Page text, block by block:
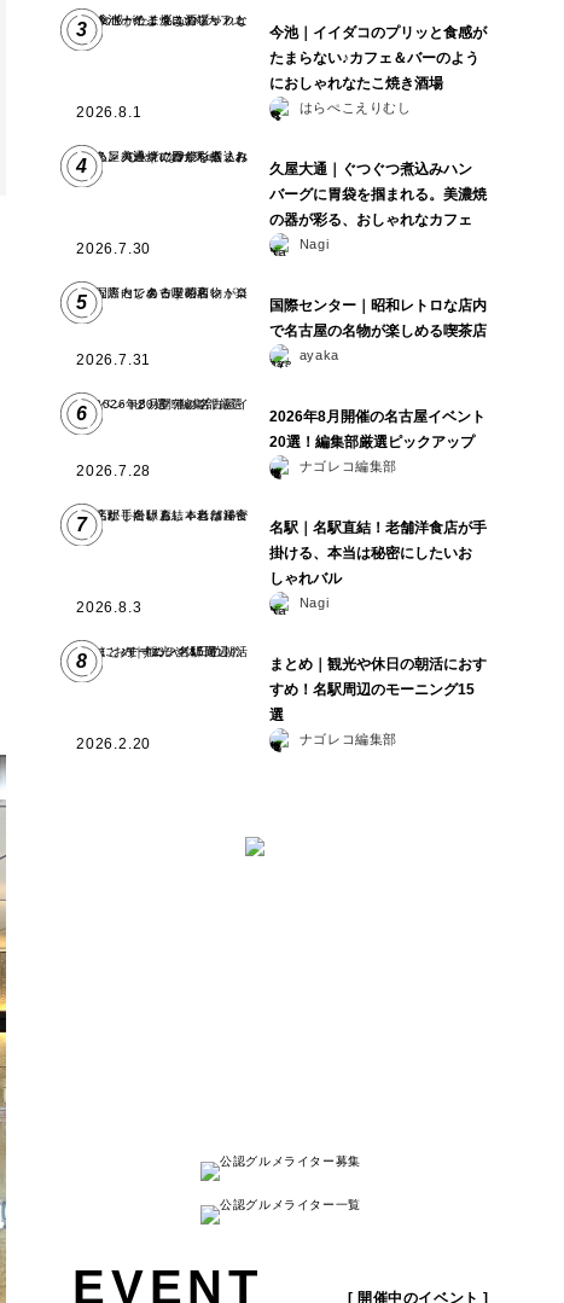
3
2026.8.1
今池｜イイダコのプリッと食感が
たまらない♪カフェ＆バーのよう
におしゃれなたこ焼き酒場
はらぺこえりむし
4
2026.7.30
久屋大通｜ぐつぐつ煮込みハン
バーグに胃袋を掴まれる。美濃焼
の器が彩る、おしゃれなカフェ
Nagi
5
2026.7.31
国際センター｜昭和レトロな店内
で名古屋の名物が楽しめる喫茶店
ayaka
6
2026.7.28
2026年8月開催の名古屋イベント
20選！編集部厳選ピックアップ
ナゴレコ編集部
7
2026.8.3
名駅｜名駅直結！老舗洋食店が手
掛ける、本当は秘密にしたいお
しゃれバル
Nagi
8
2026.2.20
まとめ｜観光や休日の朝活におす
すめ！名駅周辺のモーニング15
選
ナゴレコ編集部
EVENT [ 開催中のイベント ]